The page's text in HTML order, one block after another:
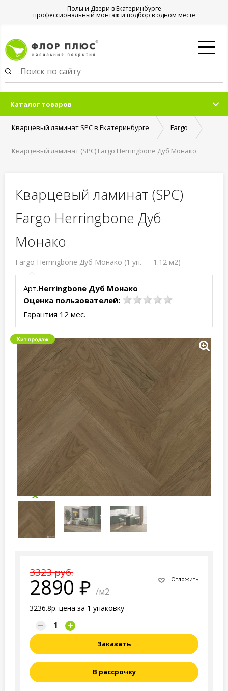
Полы и Двери в Екатеринбурге
профессиональный монтаж и подбор в одном месте
Каталог товаров
Кварцевый ламинат SPC в Екатеринбурге Fargo
Кварцевый ламинат (SPC) Fargo Herringbone Дуб Монако
Кварцевый ламинат (SPC)
Fargo Herringbone Дуб
Монако
Fargo Herringbone Дуб Монако (1 уп. — 1.12 м2)
Арт.Herringbone Дуб Монако
Оценка пользователей:
Гарантия 12 мес.
3323 руб.
2890 /м2
3236.8р. цена за 1 упаковку
Отложить
Заказать
В рассрочку